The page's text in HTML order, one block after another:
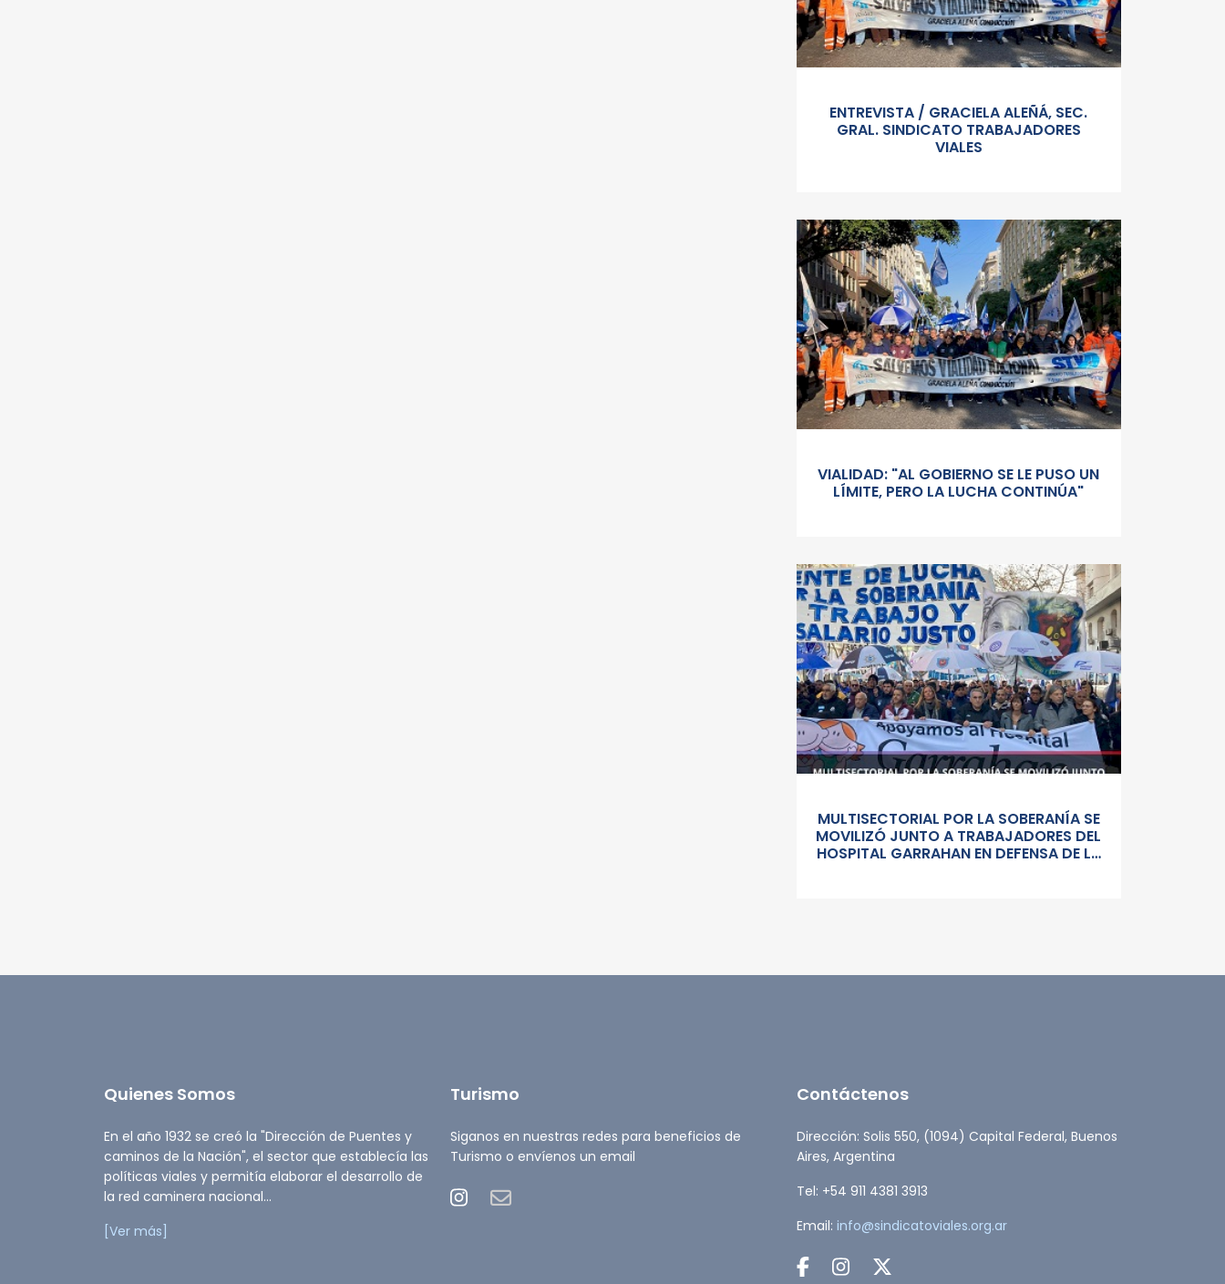
ENTREVISTA / GRACIELA ALEÑÁ, SEC.
GRAL. SINDICATO TRABAJADORES
VIALES
VIALIDAD: "AL GOBIERNO SE LE PUSO UN
LÍMITE, PERO LA LUCHA CONTINÚA"
MULTISECTORIAL POR LA SOBERANÍA SE
MOVILIZÓ JUNTO A TRABAJADORES DEL
HOSPITAL GARRAHAN EN DEFENSA DE LA
Quienes Somos
En el año 1932 se creó la "Dirección de Puentes y
caminos de la Nación", el sector que establecía las
políticas viales y permitía elaborar el desarrollo de
la red caminera nacional...
[Ver más]
Turismo
Siganos en nuestras redes para beneficios de
Turismo o envíenos un email
Contáctenos
Dirección: Solis 550, (1094) Capital Federal, Buenos
Aires, Argentina
Tel: +54 911 4381 3913
Email: info@sindicatoviales.org.ar